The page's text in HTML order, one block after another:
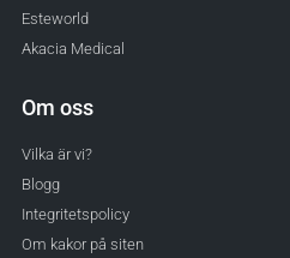
Esteworld
Akacia Medical
Om oss
Vilka är vi?
Blogg
Integritetspolicy
Om kakor på siten